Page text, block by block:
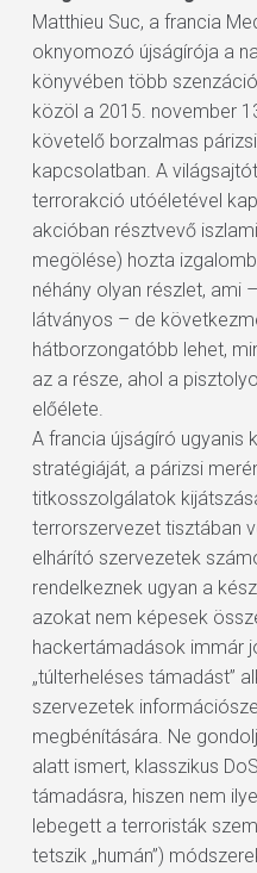
Matthieu Suc, a francia
oknyomozó újságírója a
könyvében több
közöl a 2015. november
követelő borzalmas
kapcsolatban. A
terrorakció utóéletével
akcióban résztvevő
megölése) hozta
néhány olyan részlet, ami
látványos – de
hátborzongatóbb lehet,
az a része, ahol a
előélete.
A francia újságíró ugyanis
stratégiáját, a párizsi
titkosszolgálatok
terrorszervezet tisztában
elhárító szervezetek
rendelkeznek ugyan a
azokat nem képesek
hackertámadások immár
„túlterheléses támadást”
szervezetek
megbénítására. Ne
alatt ismert, klasszikus
támadásra, hiszen nem
lebegett a terroristák
tetszik „humán”)